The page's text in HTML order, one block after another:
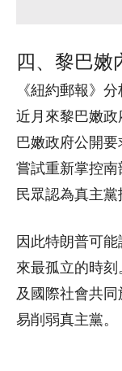
四、黎巴嫩
《紐約郵報》
近月來黎巴嫩
巴嫩政府公開
嘗試重新掌控
民眾認為真主黨
因此特朗普可
來最孤立的時
及國際社會共
易削弱真主黨。